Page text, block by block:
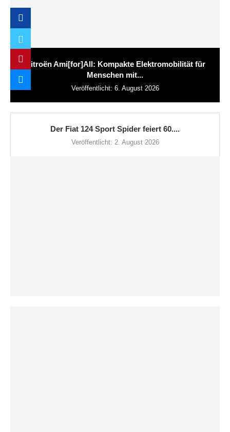
Citroën Ami[for]All: Kompakte Elektromobilität für
Menschen mit...
Veröffentlicht: 6. August 2026
Der Fiat 124 Sport Spider feiert 60....
Veröffentlicht: 2. August 2026